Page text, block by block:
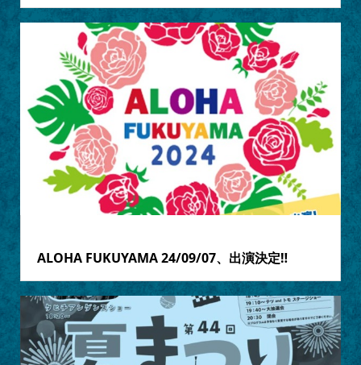
ALOHA FUKUYAMA 24/09/07、出演決定‼